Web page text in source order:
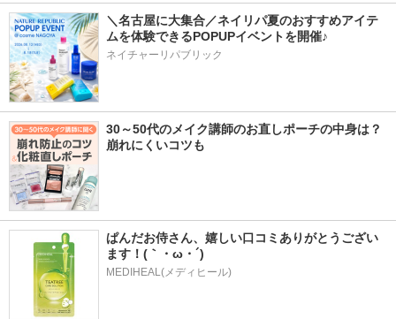
＼名古屋に大集合／ネイリパ夏のおすすめアイテ
ムを体験できるPOPUPイベントを開催♪
ネイチャーリパブリック
30～50代のメイク講師のお直しポーチの中身は？
崩れにくいコツも
ぱんだお侍さん、嬉しい口コミありがとうござい
ます！(｀・ω・´)
MEDIHEAL(メディヒール)